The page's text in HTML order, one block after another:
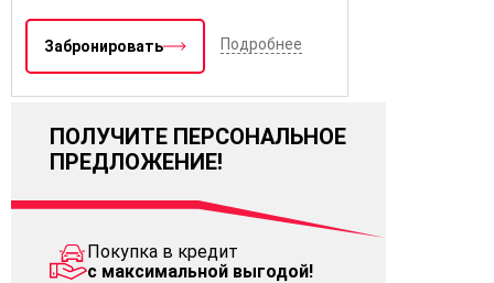
ПОЛУЧИТЕ ПЕРСОНАЛЬНОЕ
ПРЕДЛОЖЕНИЕ!
Покупка в кредит
с максимальной выгодой!
Забронировать Подробнее